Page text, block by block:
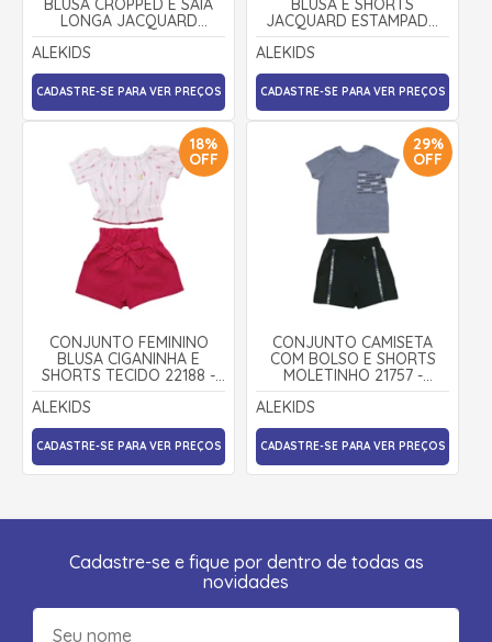
BLUSA CROPPED E SAIA
LONGA JACQUARD
ESTAMPADA 22219 -
ALEKIDS
CADASTRE-SE PARA VER PREÇOS
BLUSA E SHORTS
JACQUARD ESTAMPADO
22194 - ALEKIDS
ALEKIDS
CADASTRE-SE PARA VER PREÇOS
18%
OFF
CONJUNTO FEMININO
BLUSA CIGANINHA E
SHORTS TECIDO 22188 -
ALEKIDS
ALEKIDS
CADASTRE-SE PARA VER PREÇOS
29%
OFF
CONJUNTO CAMISETA
COM BOLSO E SHORTS
MOLETINHO 21757 -
ALEKIDS
ALEKIDS
CADASTRE-SE PARA VER PREÇOS
Cadastre-se e fique por dentro de todas as
novidades